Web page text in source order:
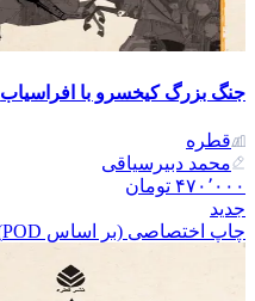
جنگ بزرگ کیخسرو با افراسیاب
قطره
محمد دبیرسیاقی
۴۷۰٬۰۰۰ تومان
جدید
چاپ اختصاصی (بر اساس POD)